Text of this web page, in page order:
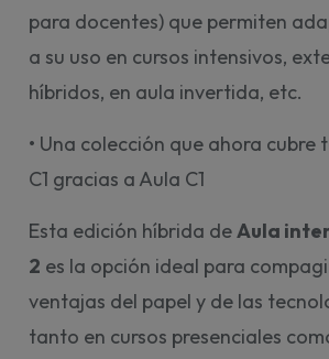
para docentes) que permiten
a su uso en cursos intensivos,
híbridos, en aula invertida, etc.
• Una colección que ahora cubre
C1 gracias a Aula C1
Esta edición híbrida deAula
2 es la opción ideal para
ventajas del papel y de las
tanto en cursos presenciales